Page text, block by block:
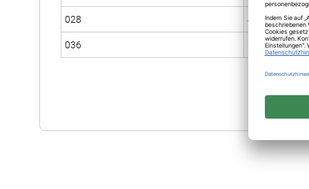
028 4°
036